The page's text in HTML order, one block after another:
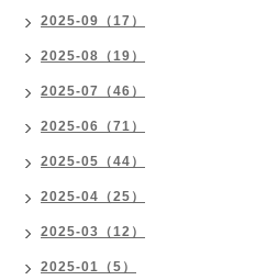
2025-09（17）
2025-08（19）
2025-07（46）
2025-06（71）
2025-05（44）
2025-04（25）
2025-03（12）
2025-01（5）